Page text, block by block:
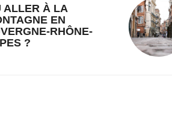
ALLER À LA
EN
RHÔNE-
?